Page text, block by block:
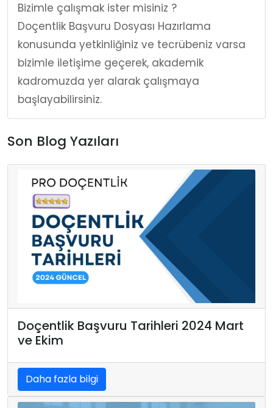
Bizimle çalışmak ister misiniz ?
Doçentlik Başvuru Dosyası Hazırlama
konusunda yetkinliğiniz ve tecrübeniz varsa
bizimle iletişime geçerek, akademik
kadromuzda yer alarak çalışmaya
başlayabilirsiniz.
Son Blog Yazıları
Doçentlik Başvuru Tarihleri 2024 Mart
ve Ekim
Daha fazla bilgi